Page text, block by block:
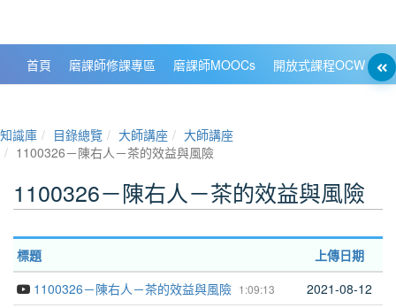
首頁 磨課師修課專區 磨課師MOOCs 開放式課程OCW
知識庫 目錄總覽 大師講座
大師講座
1100326－陳右人－茶的效益與風險
1100326－陳右人－茶的效益與風險
標題 上傳日期
1:09:13
1100326－陳右人－茶的效益與風險 2021-08-12